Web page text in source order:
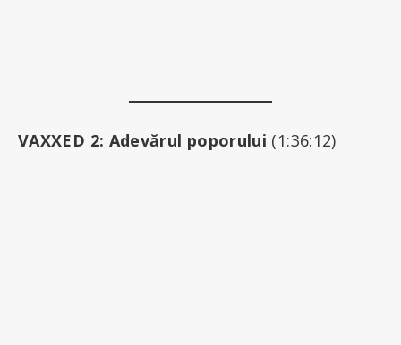
VAXXED 2: Adevărul poporului (1:36:12)